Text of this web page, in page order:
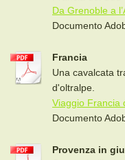
Da Grenoble a
Documento
Francia
Una cavalcata
d'oltralpe.
Viaggio Francia
Documento
Provenza in